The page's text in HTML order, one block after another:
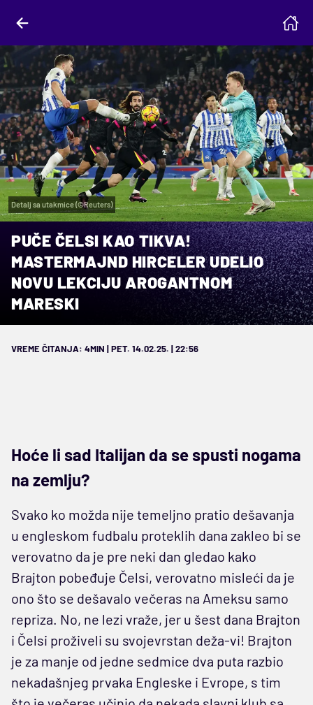
Detalj sa utakmice (©Reuters)
PUČE ČELSI KAO TIKVA!
MASTERMAJND HIRCELER UDELIO
NOVU LEKCIJU AROGANTNOM
MARESKI
VREME ČITANJA: 4MIN | PET. 14.02.25. | 22:56
Hoće li sad Italijan da se spusti nogama
na zemlju?
Svako ko možda nije temeljno pratio dešavanja
u engleskom fudbalu proteklih dana zakleo bi se
verovatno da je pre neki dan gledao kako
Brajton pobeđuje Čelsi, verovatno misleći da je
ono što se dešavalo večeras na Ameksu samo
repriza. No, ne lezi vraže, jer u šest dana Brajton
i Čelsi proživeli su svojevrstan deža-vi! Brajton
je za manje od jedne sedmice dva puta razbio
nekadašnjeg prvaka Engleske i Evrope, s tim